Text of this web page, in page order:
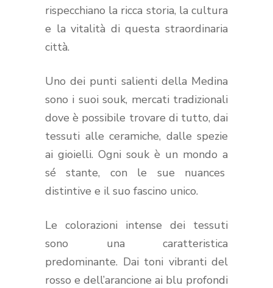
rispecchiano la ricca storia, la cultura
e la vitalità di questa straordinaria
città.
Uno dei punti salienti della Medina
sono i suoi souk, mercati tradizionali
dove è possibile trovare di tutto, dai
tessuti alle ceramiche, dalle spezie
ai gioielli. Ogni souk è un mondo a
sé stante, con le sue nuances
distintive e il suo fascino unico.
Le colorazioni intense dei tessuti
sono una caratteristica
predominante. Dai toni vibranti del
rosso e dell’arancione ai blu profondi